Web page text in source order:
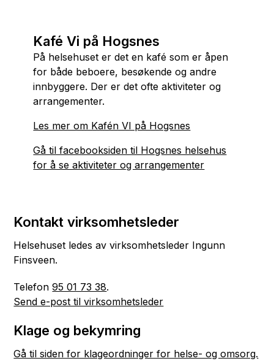
Kafé Vi på Hogsnes
På helsehuset er det en kafé som er åpen
for både beboere, besøkende og andre
innbyggere. Der er det ofte aktiviteter og
arrangementer.
Les mer om Kafén VI på Hogsnes
Gå til facebooksiden til Hogsnes helsehus
for å se aktiviteter og arrangementer
Kontakt virksomhetsleder
Helsehuset ledes av virksomhetsleder Ingunn
Finsveen.
Telefon95 01 73 38.
Send e-post til virksomhetsleder
Klage og bekymring
Gå til siden for klageordninger for helse- og omsorg.